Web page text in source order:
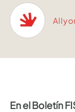
En el Boletín